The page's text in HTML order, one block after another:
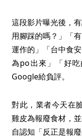
這段影片曝光後，
用腳踩的嗎？」「
運作的」「台中食
為po出來」「好
Google給負評。
對此，業者今天在
雞皮為報廢食材，
自認知「反正是報